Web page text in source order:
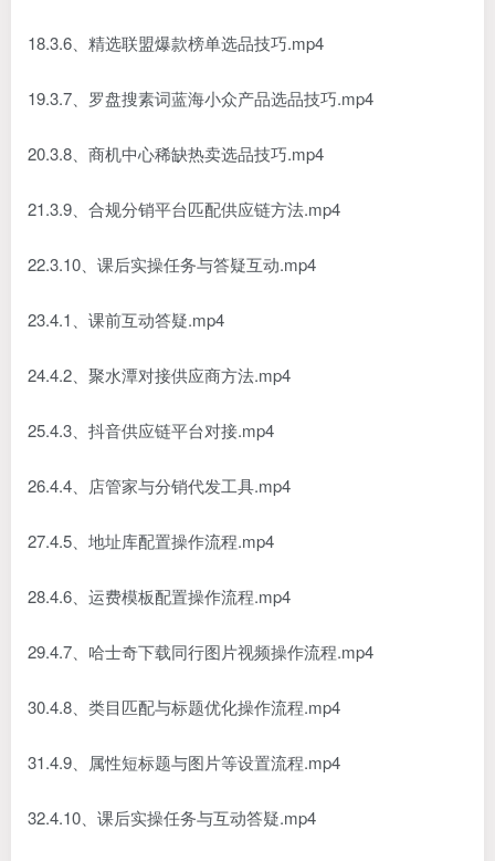
18.3.6、精选联盟爆款榜单选品技巧.mp4
19.3.7、罗盘搜素词蓝海小众产品选品技巧.mp4
20.3.8、商机中心稀缺热卖选品技巧.mp4
21.3.9、合规分销平台匹配供应链方法.mp4
22.3.10、课后实操任务与答疑互动.mp4
23.4.1、课前互动答疑.mp4
24.4.2、聚水潭对接供应商方法.mp4
25.4.3、抖音供应链平台对接.mp4
26.4.4、店管家与分销代发工具.mp4
27.4.5、地址库配置操作流程.mp4
28.4.6、运费模板配置操作流程.mp4
29.4.7、哈士奇下载同行图片视频操作流程.mp4
30.4.8、类目匹配与标题优化操作流程.mp4
31.4.9、属性短标题与图片等设置流程.mp4
32.4.10、课后实操任务与互动答疑.mp4